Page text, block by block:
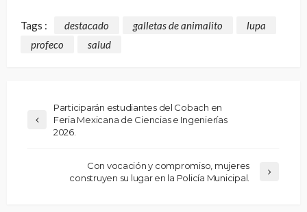
Tags : destacado galletas de animalito
lupa
profeco
salud
Participarán estudiantes del Cobach en
Feria Mexicana de Ciencias e Ingenierías
2026.
Con vocación y compromiso, mujeres
construyen su lugar en la Policía Municipal.